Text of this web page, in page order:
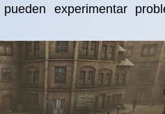
experimentar